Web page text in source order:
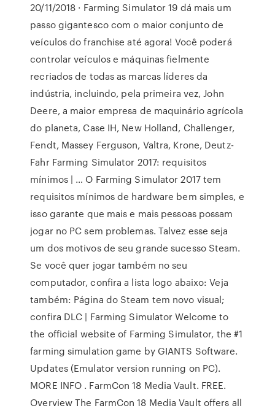
20/11/2018 · Farming Simulator 19 dá mais um
passo gigantesco com o maior conjunto de
veículos do franchise até agora! Você poderá
controlar veículos e máquinas fielmente
recriados de todas as marcas líderes da
indústria, incluindo, pela primeira vez, John
Deere, a maior empresa de maquinário agrícola
do planeta, Case IH, New Holland, Challenger,
Fendt, Massey Ferguson, Valtra, Krone, Deutz-
Fahr Farming Simulator 2017: requisitos
mínimos | … O Farming Simulator 2017 tem
requisitos mínimos de hardware bem simples, e
isso garante que mais e mais pessoas possam
jogar no PC sem problemas. Talvez esse seja
um dos motivos de seu grande sucesso Steam.
Se você quer jogar também no seu
computador, confira a lista logo abaixo: Veja
também: Página do Steam tem novo visual;
confira DLC | Farming Simulator Welcome to
the official website of Farming Simulator, the #1
farming simulation game by GIANTS Software.
Updates (Emulator version running on PC).
MORE INFO . FarmCon 18 Media Vault. FREE.
Overview The FarmCon 18 Media Vault offers all